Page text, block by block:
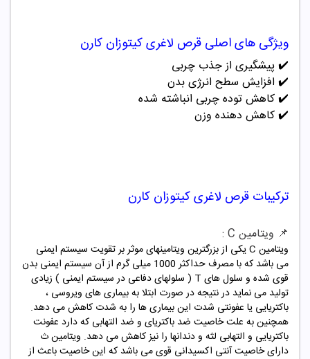
ویژگی های اصلی قرص لاغری کیتوزان کارن
✔️پیشگیری از جذب چربی
✔️ افزایش سطح انرژی بدن
✔️کاهش توده چربی انباشته شده
✔️کاهش دهنده وزن
ترکیبات قرص لاغری کیتوزان کارن
📌 ویتامین C :
ویتامین C یکی از بزرگترین ویتامینهای موثر بر تقویت سیستم ایمنی
می باشد که با مصرف حداکثر 1000 میلی گرم از آن سیستم ایمنی بدن
قوی شده و سلول های T ( سلولهای دفاعی در سیستم ایمنی ) زیادی
تولید می نماید در نتیجه در صورت ابتلا به بیماری های ویروسی ،
باکتریایی یا عفونتی شدت این بیماری ها را به شدت کاهش می دهد.
همچنین به علت خاصیت ضد باکتریای و ضد التهابی که دارد عفونت
باکتریایی و التهابی لثه و دندانها را نیز کاهش می دهد. ویتامین ث
دارای خاصیت آنتی اکسیدانی قوی می باشد که این خاصیت باعث از